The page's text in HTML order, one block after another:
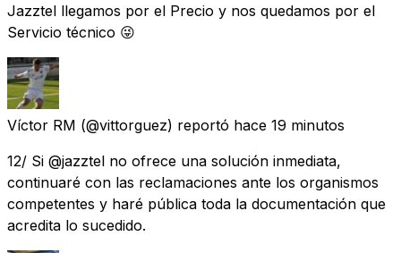
Jazztel llegamos por el Precio y nos quedamos por el
Servicio técnico 😜
Víctor RM (@vittorguez) reportó hace 19 minutos
12/ Si @jazztel no ofrece una solución inmediata,
continuaré con las reclamaciones ante los organismos
competentes y haré pública toda la documentación que
acredita lo sucedido.